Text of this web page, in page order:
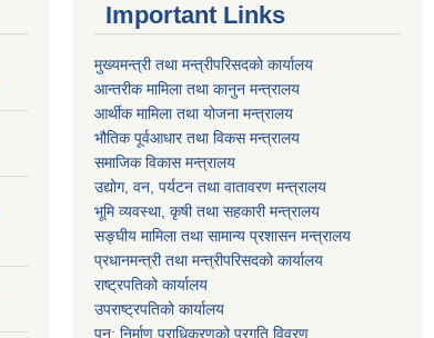
Important Links
मुख्यमन्त्री तथा मन्त्रीपरिसदको कार्यालय
आन्तरीक मामिला तथा कानुन मन्त्रालय
आर्थीक मामिला तथा योजना मन्त्रालय
भौतिक पूर्वआधार तथा विकस मन्त्रालय
समाजिक विकास मन्त्रालय
उद्योग, वन, पर्यटन तथा वातावरण मन्त्रालय
भूमि व्यवस्था, कृषी तथा सहकारी मन्त्रालय
सङ्घीय मामिला तथा सामान्य प्रशासन मन्त्रालय
प्रधानमन्त्री तथा मन्त्रीपरिसदको कार्यालय
राष्ट्रपतिको कार्यालय
उपराष्ट्रपतिको कार्यालय
पुन: निर्माण प्राधिकरणको प्रगति विवरण